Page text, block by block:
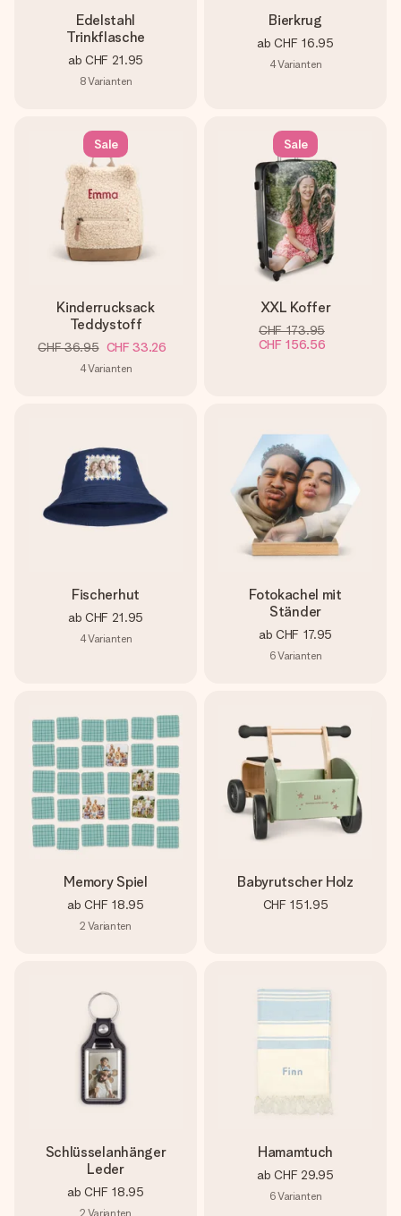
Edelstahl
Trinkflasche
ab CHF 21.95
8Varianten
Bierkrug
ab CHF 16.95
4Varianten
Sale
Kinderrucksack
Teddystoff
CHF 36.95 CHF 33.26
4Varianten
Sale
XXL Koffer
CHF 173.95
CHF 156.56
Fischerhut
ab CHF 21.95
4Varianten
Fotokachel mit
Ständer
ab CHF 17.95
6Varianten
Memory Spiel
ab CHF 18.95
2 Varianten
Babyrutscher Holz
CHF 151.95
Schlüsselanhänger
Leder
ab CHF 18.95
2 Varianten
Hamamtuch
ab CHF 29.95
6Varianten